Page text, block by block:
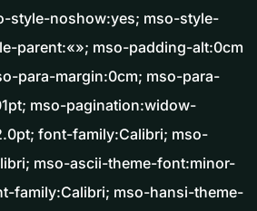
style-noshow:yes; mso-style-
parent:«»; mso-padding-alt:0cm
para-margin:0cm; mso-para-
mso-pagination:widow-
font-family:Calibri; mso-
mso-ascii-theme-font:minor-
family:Calibri; mso-hansi-theme-